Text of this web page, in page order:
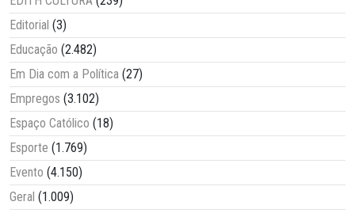
Editorial (3)
Educação (2.482)
Em Dia com a Política (27)
Empregos (3.102)
Espaço Católico (18)
Esporte (1.769)
Evento (4.150)
Geral (1.009)